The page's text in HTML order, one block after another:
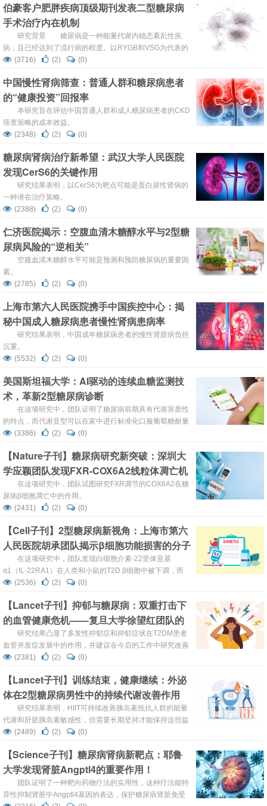
症。同时据IDF 预测，如果不加干预，2040 年全球糖尿病
患者将达6.42 亿，糖尿病前期人群4.81 亿，我国患者数量
将上升至1.54 亿。 1...
伯豪客户肥胖疾病顶级期刊发表二型糖尿病
手术治疗内在机制
研究背景 糖尿病是一种能量代谢内稳态紊乱性疾
病，且已经达到了流行病的程度。以RYGB和VSG为代表的
减肥手术是目前治疗二型糖尿病的有效手段，但其机制尚未
减重手术中发挥了重要作用。本研究通过DJB术式治疗高脂
饮食诱导的二型糖尿病小鼠，研究十二指肠中lncRNAs的潜
在功能。 研...
(3716) (2) (0)
中国慢性肾病筛查：普通人群和糖尿病患者
的“健康投资”回报率
本研究旨在评估中国普通人群和成人糖尿病患者的CKD
筛查策略的成本效益。
(2348)
(2) (0)
糖尿病肾病治疗新希望：武汉大学人民医院
发现CerS6的关键作用
研究结果表明，以CerS6为靶点可能是蛋白尿性肾病的
一种潜在治疗策略。
(2388)
(2) (0)
仁济医院揭示：空腹血清木糖醇水平与2型糖
尿病风险的“逆相关”
空腹血清木糖醇水平可能是预测和预防糖尿病的重要因
素。
(2785)
(2) (0)
上海市第六人民医院携手中国疾控中心：揭
秘中国成人糖尿病患者慢性肾病患病率
研究结果表明，中国成年糖尿病患者的慢性肾脏病负担
沉重。
(5532)
(2) (0)
美国斯坦福大学：AI驱动的连续血糖监测技
术，革新2型糖尿病诊断
在这项研究中，团队证明了糖尿病前期具有代谢异质性
的特点，而代谢亚型可以在家中进行标准化口服葡萄糖耐量
试验（OGTT）时，通过连续葡萄糖监测仪（CGM）测量的
(3386) (2) (0)
【Nature子刊】糖尿病研究新突破：深圳大
学应颖团队发现FXR-COX6A2线粒体凋亡机
在这项研究中，团队试图研究FXR调节的COX6A2在糖
尿病β细胞凋亡中的作用。
(2431)
(2) (0)
【Cell子刊】2型糖尿病新视角：上海市第六
人民医院胡承团队揭示β细胞功能损害的分子
机制在这项研究中，团队发现白细胞介素-22受体亚基
α1（IL-22RA1）在人类和小鼠的T2D β细胞中被下调，而
IL-22RA1是IL-22的共受体。
(2536) (2) (0)
【Lancet子刊】抑郁与糖尿病：双重打击下
的血管健康危机——复旦大学徐望红团队的
最新发现
研究结果凸显了多发性抑郁症和抑郁症状在T2DM患者
血管并发症发展中的作用，并建议在今后的工作中研究改善
心理健康对T2DM患者血管预后的影响。
(2381) (2) (0)
【Lancet子刊】训练结束，健康继续：外泌
体在2型糖尿病男性中的持续代谢改善作用
研究结果表明，HIIT可持续改善胰岛素抵抗人群的能量
代谢和肝脏胰岛素敏感性，但需要长期坚持才能保持这些益
处。(2489) (2) (0)
【Science子刊】糖尿病肾病新靶点：耶鲁
大学发现肾脏Angptl4的重要作用！
团队证明了一种靶向药物疗法的实用性，这种疗法能特
异性抑制肾脏中Angptl4基因的表达，保护糖尿病肾脏免受